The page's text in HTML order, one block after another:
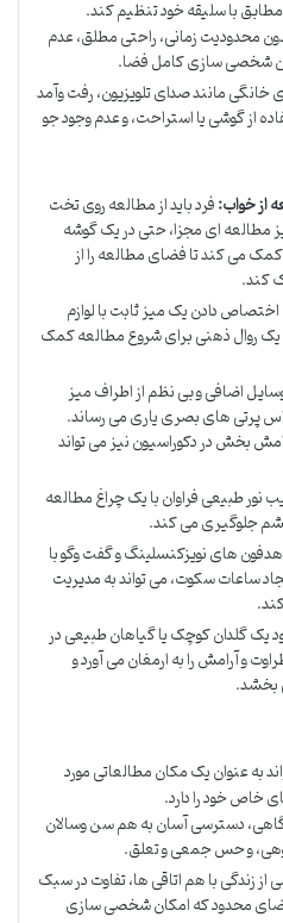
مطابق با سلیقه خود تنظیم کند.
و بدون محدودیت زمانی، راحتی مطلق، عدم
شخصی سازی کامل فضا.
مانند صدای تلویزیون، رفت وآمد
از گوشی یا استراحت، و عدم وجود جو
از خواب:فرد باید از مطالعه روی تخت
مطالعه ای مجزا، حتی در یک گوشه
می کند تا فضای مطالعه را از
کند.
اختصاص دادن یک میز ثابت با لوازم
یک روال ذهنی برای شروع مطالعه کمک
اضافی و بی نظم از اطراف میز
پرتی های بصری یاری می رساند.
بخش در دکوراسیون نیز می تواند
نور طبیعی فراوان با یک چراغ مطالعه
جلوگیری می کند.
هدفون های نویزکنسلینگ و گفت وگو با
ساعات سکوت، می تواند به مدیریت
یک گلدان کوچک یا گیاهان طبیعی در
و آرامش را به ارمغان می آورد و
بخشد.
به عنوان یک مکان مطالعاتی مورد
خاص خود را دارد.
دسترسی آسان به هم سن وسالان
و حس جمعی و تعلق.
زندگی با هم اتاقی ها، تفاوت در سبک
فضای محدود که امکان شخصی سازی